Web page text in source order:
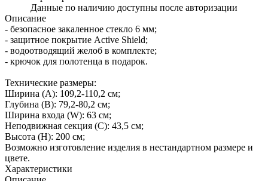
Данные по наличию доступны после авторизации
Описание
- безопасное закаленное стекло 6 мм;
- защитное покрытие Active Shield;
- водоотводящий желоб в комплекте;
- крючок для полотенца в подарок.
Технические размеры:
Ширина (A): 109,2-110,2 см;
Глубина (B): 79,2-80,2 см;
Ширина входа (W): 63 см;
Неподвижная секция (С): 43,5 см;
Высота (H): 200 см;
Возможно изготовление изделия в нестандартном размере и
цвете.
Характеристики